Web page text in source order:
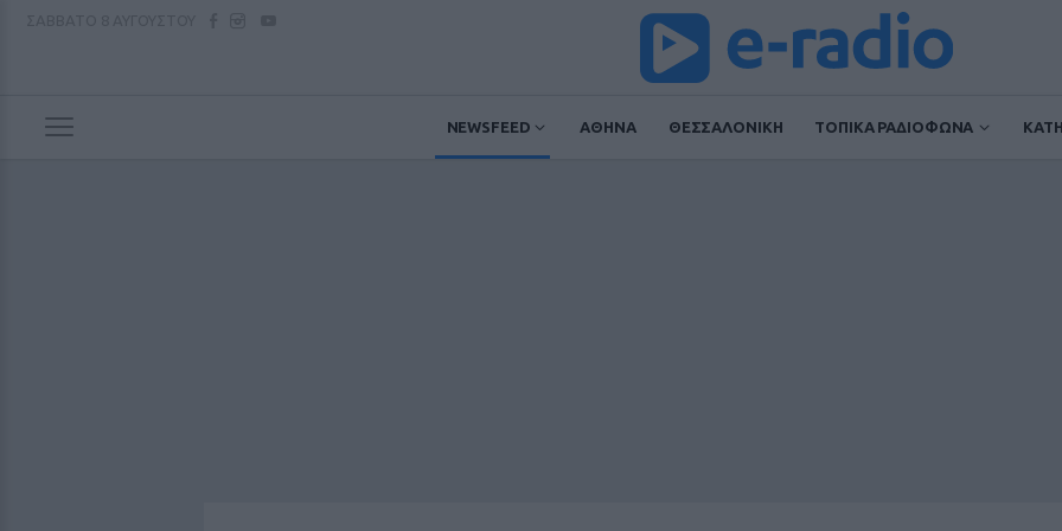
NEWSFEED ΑΘΗΝΑ ΘΕΣΣΑΛΟΝΙΚΗ ΤΟΠΙΚΑ ΡΑΔΙΟΦΩΝΑ